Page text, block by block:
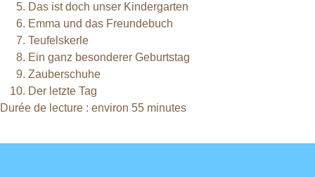
Das ist doch unser Kindergarten
Emma und das Freundebuch
Teufelskerle
Ein ganz besonderer Geburtstag
Zauberschuhe
Der letzte Tag
Durée de lecture : environ 55 minutes